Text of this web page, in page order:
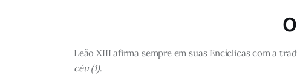
Leão XIII afirma sempre em suas Encíclicas com a
céu (1).